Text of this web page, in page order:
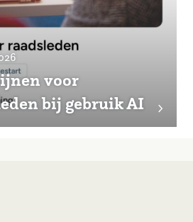
voor
bij gebruik AI